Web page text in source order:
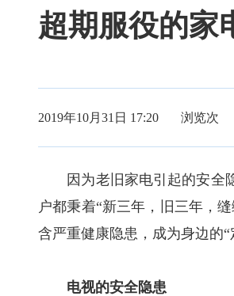
超期服役的家
2019年10月31日 17:20 浏览次
因为老旧家电引起的安全
户都秉着“新三年，旧三年，
含严重健康隐患，成为身边的“
电视的安全隐患